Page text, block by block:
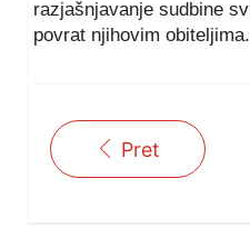
razjašnjavanje sudbine
povrat njihovim obiteljima.
Pret